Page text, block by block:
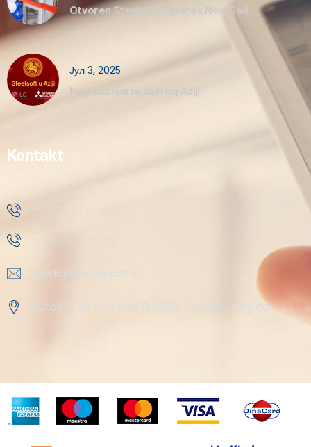
Otvoren Steelsoft Ogranak Novi Sad
Јул 3, 2025
Naši inženjeri u dalekoj Aziji
Kontakt
+ 381 11 37 57 555
+ 381 18 41 51 230
prodaja@steelsoft.rs
Autoput za Novi Sad 71 11080, Zemun-Beograd